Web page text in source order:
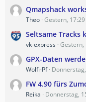
Qmapshack
Theo Gestern, 17:29
Seltsame Tracks
vk-express Gestern,
GPX-Daten
Wolfi-Pf
FW 4.90 fürs
Reika Donnerstag,